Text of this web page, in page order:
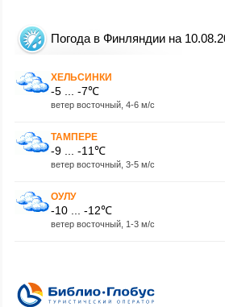
Погода в Финляндии на
ХЕЛЬСИНКИ
-5 ... -7℃
ветер восточный, 4-6 м/с
ТАМПЕРЕ
-9 ... -11℃
ветер восточный, 3-5 м/с
ОУЛУ
-10 ... -12℃
ветер восточный, 1-3 м/с